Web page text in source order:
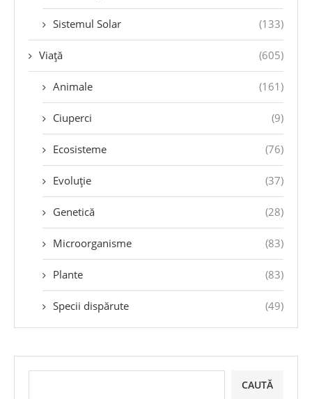
Sistemul Solar (133)
Viață (605)
Animale (161)
Ciuperci (9)
Ecosisteme (76)
Evoluție (37)
Genetică (28)
Microorganisme (83)
Plante (83)
Specii dispărute (49)
CAUTĂ